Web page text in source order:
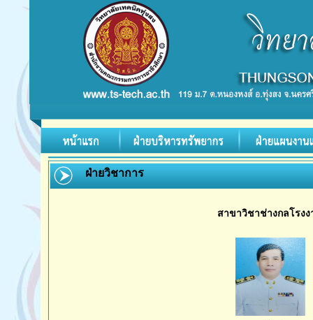
ฝ่ายวิชาการ
สาขาวิชาช่างกลโรงง